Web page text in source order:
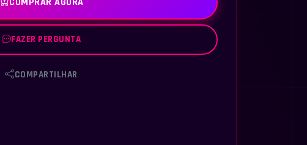
FAZER PERGUNTA
COMPARTILHAR